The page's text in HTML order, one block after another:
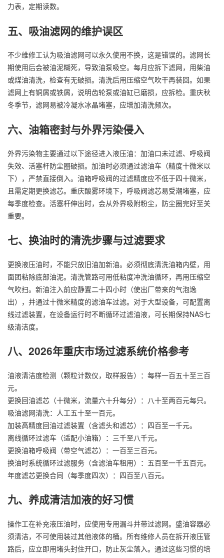
力表，定期读数。
五、吸油滤网的维护误区
不少维修工认为吸油滤网可以永久使用不换，这是错误的。滤网长
期使用后会被油泥糊死，导致油泵吸空。每月应拆下滤网，用柴油
或煤油清洗，检查有无破损。清洗后用压缩空气吹干再装回。如果
滤网上有铜屑或铁屑，说明齿轮泵或油缸已磨损，应拆检。重庆秋
冬季节，滤网易被冷凝水冰晶堵塞，应增加清洗频次。
六、油箱密封与外界污染侵入
外界污染物主要通过以下途径进入液压油：加油口未过滤、呼吸阀
失效、活塞杆防尘圈破损。加油时必须通过滤油车（精度十微米以
下），严禁直接倒入。油箱呼吸阀的过滤精度应不低于四十微米，
且需定期更换滤芯。重庆酸雾环境下，呼吸阀滤芯易受潮堵塞，应
每季度检查。活塞杆伸出时，会从外界吸附粉尘，防尘圈完好至关
重要。
七、换油时的清洗步骤与过滤要求
更换液压油时，不能只放旧油加新油。必须彻底清洗油箱内壁，用
面团粘除底部油泥。清洗管路可用低粘度冲洗油循环，再用压缩空
气吹扫。新油注入前应静置二十四小时（使出厂带来的气泡逸
出），并通过十微米精度的滤油车过滤。对于大型设备，可配置离
线过滤装置，在设备运行时不断循环过滤油液，可长期保持NAS七
级清洁度。
八、2026年重庆市场过滤系统价格参考
油液清洁度检测（颗粒计数仪，取样报告）：每样一百五十至三百
元。
更换回油滤芯（十微米，流量六十升每分）：八十至两百元每只。
吸油滤网清洗：人工五十至一百元。
加装高精度回油过滤装置（含滤头和滤芯）：四百至一千元。
离线循环过滤车（适配小油箱）：三千至八千元。
更换油箱呼吸阀（带空气滤芯）：一百至三百元。
换油时系统循环过滤服务（含滤油车租用）：五百至一千五百元。
年度滤芯更换合同（每季度四次）：四百至八百元。
九、养成清洁加液的好习惯
操作工在补充液压油时，应使用专用漏斗并带过滤网。盛油容器必
须清洁，不可使用装过其他液体的桶。所有维修人员在拆开液压管
路后，应立即用堵头封住开口，防止灰尘落入。通过这些习惯的培